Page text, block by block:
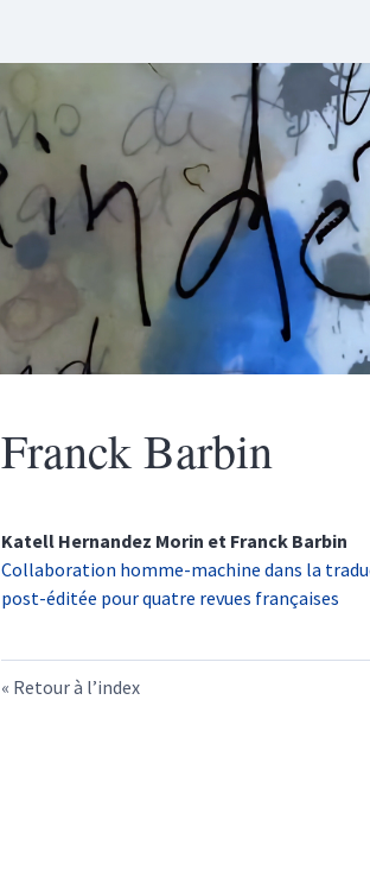
FranckBarbin
Katell Hernandez Morin et Franck Barbin
Collaboration homme-machine dans la
post-éditée pour quatre revues françaises
Retour à l’index